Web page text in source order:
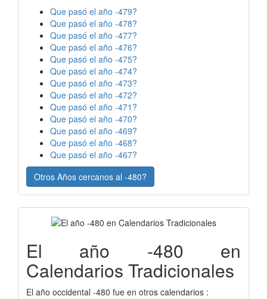
Que pasó el año -479?
Que pasó el año -478?
Que pasó el año -477?
Que pasó el año -476?
Que pasó el año -475?
Que pasó el año -474?
Que pasó el año -473?
Que pasó el año -472?
Que pasó el año -471?
Que pasó el año -470?
Que pasó el año -469?
Que pasó el año -468?
Que pasó el año -467?
Otros Años cercanos al -480?
El año -480 en
Calendarios Tradicionales
El año occidental -480 fue en otros calendarios :